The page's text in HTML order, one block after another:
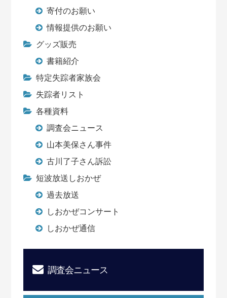
寄付のお願い
情報提供のお願い
グッズ販売
書籍紹介
特定失踪者家族会
失踪者リスト
各種資料
調査会ニュース
山本美保さん事件
古川了子さん訴訟
短波放送しおかぜ
過去放送
しおかぜコンサート
しおかぜ通信
調査会ニュース